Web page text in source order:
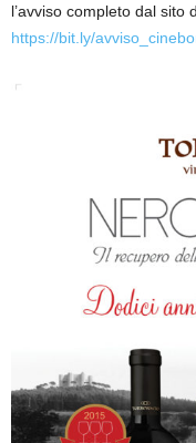
l’avviso completo dal sito
https://bit.ly/